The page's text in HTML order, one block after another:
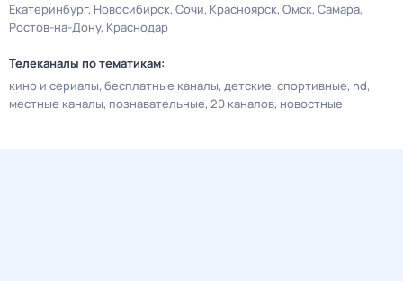
Екатеринбург Новосибирск Сочи Красноярск Омск Самара
Ростов-на-Дону Краснодар
Телеканалы по тематикам:
кино и сериалы бесплатные каналы детские спортивные hd
местные каналы познавательные 20 каналов новостные